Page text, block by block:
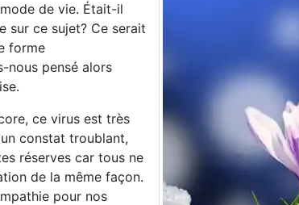
de vie. Était-il
sur ce sujet? Ce serait
forme
nous pensé alors
ce virus est très
constat troublant,
réserves car tous ne
de la même façon.
pour nos